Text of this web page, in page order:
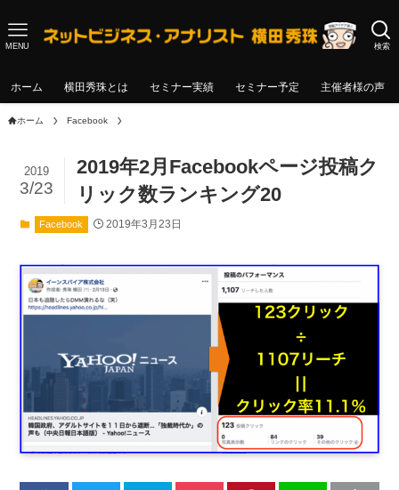
検索
MENU
ホーム 横田秀珠とは セミナー実績 セミナー予定 主催者様の声
ホーム Facebook
2019年2月Facebookページ投稿ク
リック数ランキング20
2019
3/23
Facebook 2019年3月23日